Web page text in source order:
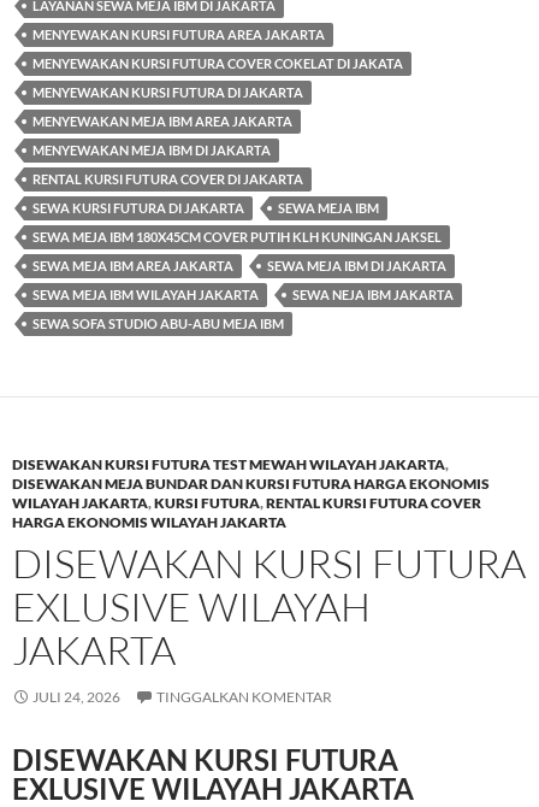
LAYANAN SEWA MEJA IBM DI JAKARTA
MENYEWAKAN KURSI FUTURA AREA JAKARTA
MENYEWAKAN KURSI FUTURA COVER COKELAT DI JAKATA
MENYEWAKAN KURSI FUTURA DI JAKARTA
MENYEWAKAN MEJA IBM AREA JAKARTA
MENYEWAKAN MEJA IBM DI JAKARTA
RENTAL KURSI FUTURA COVER DI JAKARTA
SEWA KURSI FUTURA DI JAKARTA
SEWA MEJA IBM
SEWA MEJA IBM 180X45CM COVER PUTIH KLH KUNINGAN JAKSEL
SEWA MEJA IBM AREA JAKARTA
SEWA MEJA IBM DI JAKARTA
SEWA MEJA IBM WILAYAH JAKARTA
SEWA NEJA IBM JAKARTA
SEWA SOFA STUDIO ABU-ABU MEJA IBM
DISEWAKAN KURSI FUTURA TEST MEWAH WILAYAH JAKARTA,
DISEWAKAN MEJA BUNDAR DAN KURSI FUTURA HARGA EKONOMIS
WILAYAH JAKARTA,KURSI FUTURA,RENTAL KURSI FUTURA COVER
HARGA EKONOMIS WILAYAH JAKARTA
DISEWAKAN KURSI FUTURA
EXLUSIVE WILAYAH
JAKARTA
JULI 24, 2026 TINGGALKAN KOMENTAR
DISEWAKAN KURSI FUTURA
EXLUSIVE WILAYAH JAKARTA